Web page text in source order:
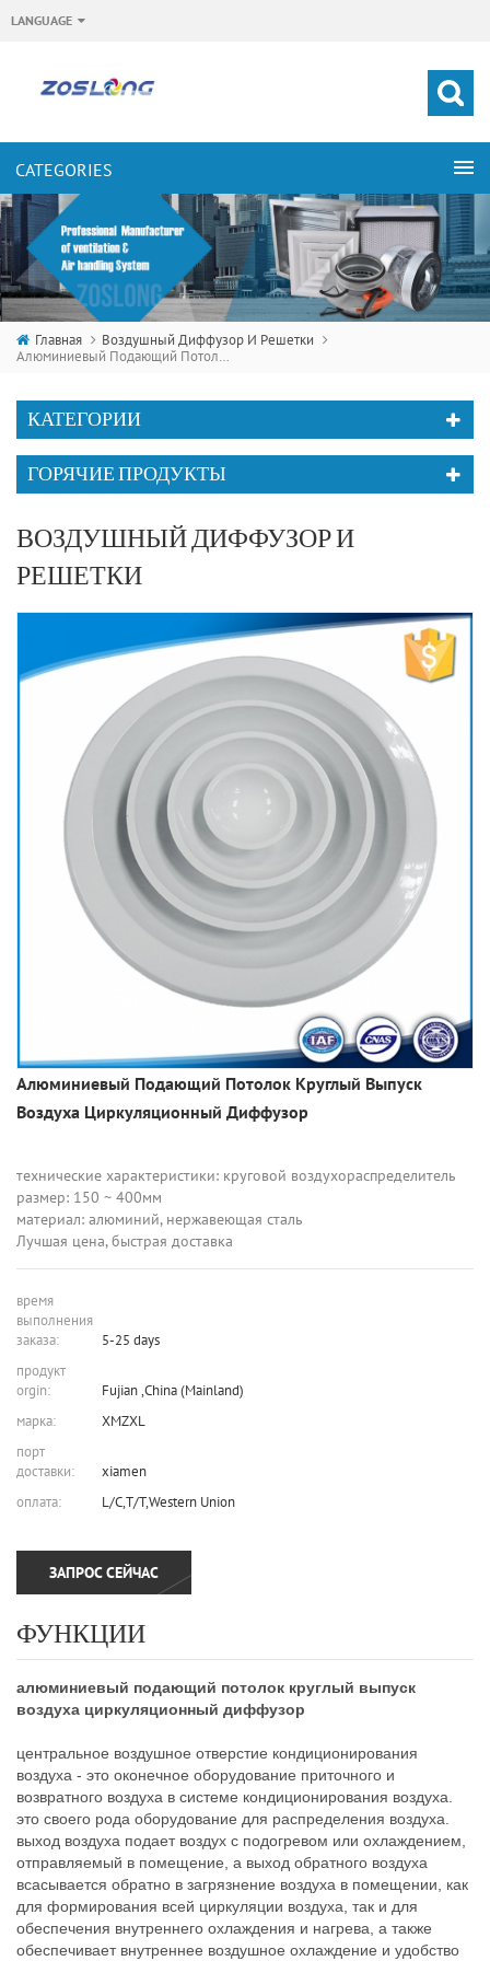
LANGUAGE
Главная
Воздушный Диффузор И Решетки
Алюминиевый Подающий Потолок Круглый Выпуск Воздуха Циркуляционный Диффузор
КАТЕГОРИИ
ГОРЯЧИЕ ПРОДУКТЫ
ВОЗДУШНЫЙ ДИФФУЗОР И
РЕШЕТКИ
Алюминиевый Подающий Потолок Круглый Выпуск
Воздуха Циркуляционный Диффузор
технические характеристики: круговой воздухораспределитель
размер: 150 ~ 400мм
материал: алюминий, нержавеющая сталь
Лучшая цена, быстрая доставка
время
выполнения
заказа:
5-25 days
продукт
orgin:
Fujian ,China (Mainland)
марка:
XMZXL
порт
доставки:
xiamen
оплата:
L/C,T/T,Western Union
ЗАПРОС СЕЙЧАС
ФУНКЦИИ
алюминиевый подающий потолок круглый выпуск
воздуха циркуляционный диффузор
центральное воздушное отверстие кондиционирования
воздуха - это оконечное оборудование приточного и
возвратного воздуха в системе кондиционирования воздуха.
это своего рода оборудование для распределения воздуха.
выход воздуха подает воздух с подогревом или охлаждением,
отправляемый в помещение, а выход обратного воздуха
всасывается обратно в загрязнение воздуха в помещении, как
для формирования всей циркуляции воздуха, так и для
обеспечения внутреннего охлаждения и нагрева, а также
обеспечивает внутреннее воздушное охлаждение и удобство